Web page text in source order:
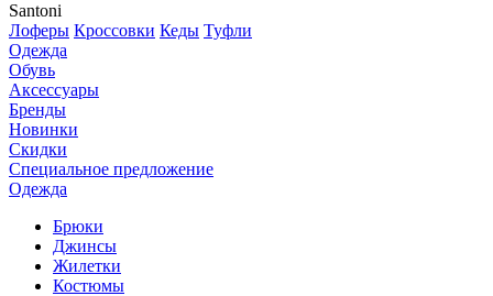
Santoni
Лоферы Кроссовки Кеды Туфли
Одежда
Обувь
Аксессуары
Бренды
Новинки
Скидки
Специальное предложение
Одежда
Брюки
Джинсы
Жилетки
Костюмы